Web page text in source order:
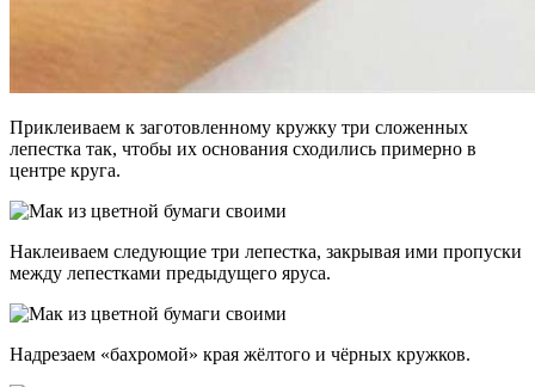
Приклеиваем к заготовленному кружку три сложенных
лепестка так, чтобы их основания сходились примерно в
центре круга.
Наклеиваем следующие три лепестка, закрывая ими пропуски
между лепестками предыдущего яруса.
Надрезаем «бахромой» края жёлтого и чёрных кружков.